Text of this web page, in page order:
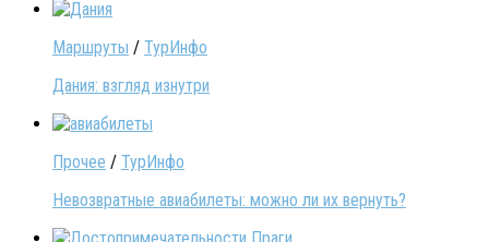
Маршруты / ТурИнфо
Дания: взгляд изнутри
Прочее / ТурИнфо
Невозвратные авиабилеты: можно ли их вернуть?